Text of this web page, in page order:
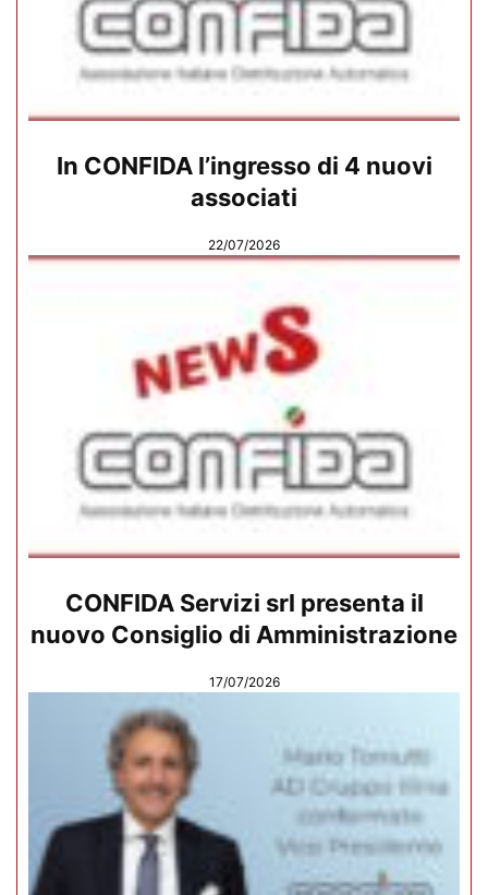
In CONFIDA l’ingresso di 4 nuovi
associati
22/07/2026
CONFIDA Servizi srl presenta il
nuovo Consiglio di Amministrazione
17/07/2026